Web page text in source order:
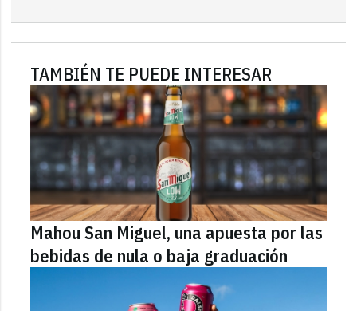
TAMBIÉN TE PUEDE INTERESAR
Mahou San Miguel, una apuesta por las
bebidas de nula o baja graduación